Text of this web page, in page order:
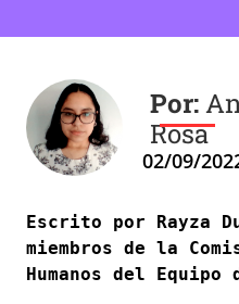
Rosa
Escrito por Rayza
miembros de la
Humanos del Equipo
02/09/